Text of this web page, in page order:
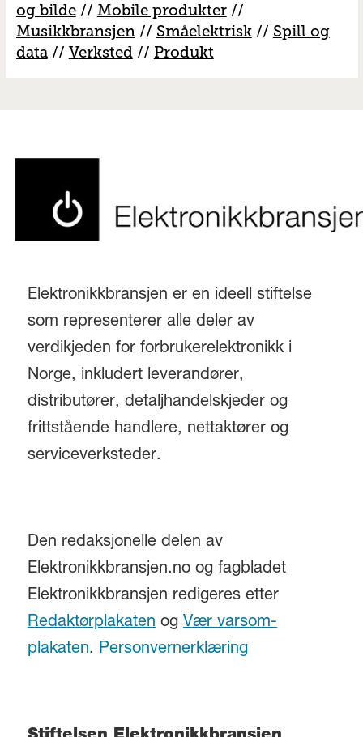
og bilde// Mobile produkter//
Musikkbransjen// Småelektrisk// Spill og
data// Verksted// Produkt
Elektronikkbransjen er en ideell stiftelse
som representerer alle deler av
verdikjeden for forbrukerelektronikk i
Norge, inkludert leverandører,
distributører, detaljhandelskjeder og
frittstående handlere, nettaktører og
serviceverksteder.
Den redaksjonelle delen av
Elektronikkbransjen.no og fagbladet
Elektronikkbransjen redigeres etter
Redaktørplakaten og Vær varsom-
plakaten. Personvernerklæring